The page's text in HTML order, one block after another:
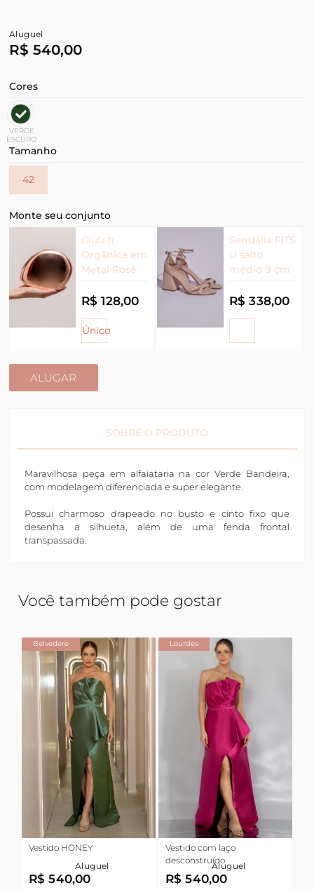
Aluguel
R$ 540,00
Cores
VERDE
ESCURO
Tamanho
42
Monte seu conjunto
Clutch
Orgânica em
Metal Rosê
R$ 128,00
Único
Sandália FITS
U salto
médio 9 cm
R$ 338,00
ALUGAR
SOBRE O PRODUTO
Maravilhosa peça em alfaiataria na cor Verde Bandeira,
com modelagem diferenciada e super elegante.
Possui charmoso drapeado no busto e cinto fixo que
desenha a silhueta, além de uma fenda frontal
transpassada.
Você também pode gostar
Belvedere
Vestido HONEY
Aluguel
R$ 540,00
Lourdes
Vestido com laço
desconstruído
Aluguel
R$ 540,00